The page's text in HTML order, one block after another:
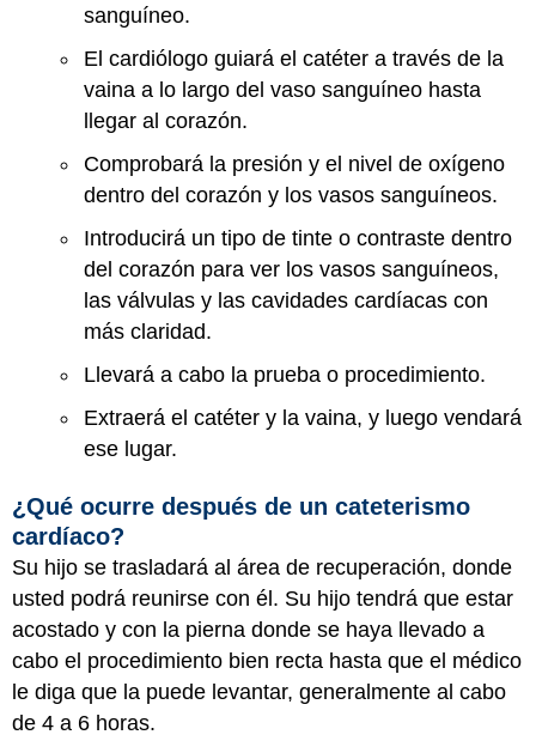
sanguíneo.
El cardiólogo guiará el catéter a través de la
vaina a lo largo del vaso sanguíneo hasta
llegar al corazón.
Comprobará la presión y el nivel de oxígeno
dentro del corazón y los vasos sanguíneos.
Introducirá un tipo de tinte o contraste dentro
del corazón para ver los vasos sanguíneos,
las válvulas y las cavidades cardíacas con
más claridad.
Llevará a cabo la prueba o procedimiento.
Extraerá el catéter y la vaina, y luego vendará
ese lugar.
¿Qué ocurre después de un cateterismo
cardíaco?
Su hijo se trasladará al área de recuperación, donde
usted podrá reunirse con él. Su hijo tendrá que estar
acostado y con la pierna donde se haya llevado a
cabo el procedimiento bien recta hasta que el médico
le diga que la puede levantar, generalmente al cabo
de 4 a 6 horas.